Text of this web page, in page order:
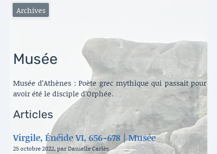
Archives
Musée
Musée d’Athènes : Poète grec mythique qui passait pour
avoir été le disciple d’Orphée.
Articles
Virgile, Énéide VI, 656-678 | Musée
25 octobre 2022, par Danielle Carlès